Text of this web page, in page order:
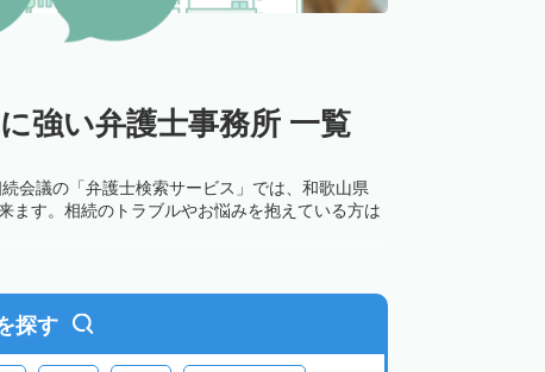
強い弁護士事務所 一覧
会議の「弁護士検索サービス」では、和歌山県
ます。相続のトラブルやお悩みを抱えている方は
探す